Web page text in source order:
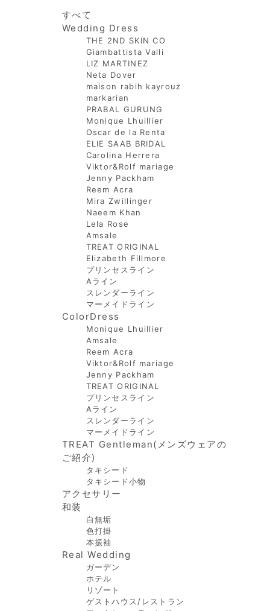
すべて
Wedding Dress
THE 2ND SKIN CO
Giambattista Valli
LIZ MARTINEZ
Neta Dover
maison rabih kayrouz
markarian
PRABAL GURUNG
Monique Lhuillier
Oscar de la Renta
ELIE SAAB BRIDAL
Carolina Herrera
Viktor&Rolf mariage
Jenny Packham
Reem Acra
Mira Zwillinger
Naeem Khan
Lela Rose
Amsale
TREAT ORIGINAL
Elizabeth Fillmore
プリンセスライン
Aライン
スレンダーライン
マーメイドライン
ColorDress
Monique Lhuillier
Amsale
Reem Acra
Viktor&Rolf mariage
Jenny Packham
TREAT ORIGINAL
プリンセスライン
Aライン
スレンダーライン
マーメイドライン
TREAT Gentleman(メンズウェアの
ご紹介)
タキシード
タキシード小物
アクセサリー
和装
白無垢
色打掛
本振袖
Real Wedding
ガーデン
ホテル
リゾート
ゲストハウス/レストラン